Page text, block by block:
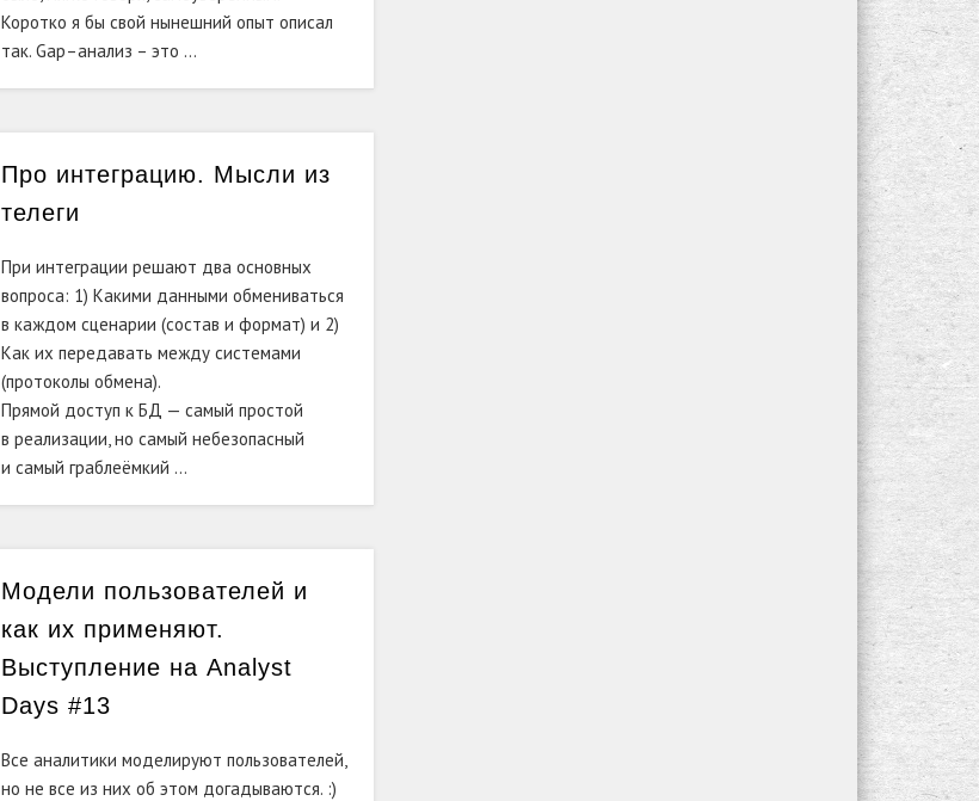
Коротко я бы свой нынешний опыт описал
так. Gap–анализ – это …
Про интеграцию. Мысли из
телеги
При интеграции решают два основных
вопроса: 1) Какими данными обмениваться
в каждом сценарии (состав и формат) и 2)
Как их передавать между системами
(протоколы обмена).
Прямой доступ к БД — самый простой
в реализации, но самый небезопасный
и самый граблеёмкий …
Модели пользователей и
как их применяют.
Выступление на Analyst
Days #13
Все аналитики моделируют пользователей,
но не все из них об этом догадываются. :)